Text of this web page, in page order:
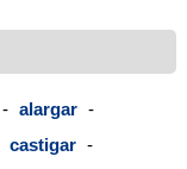
- alargar -
castigar -